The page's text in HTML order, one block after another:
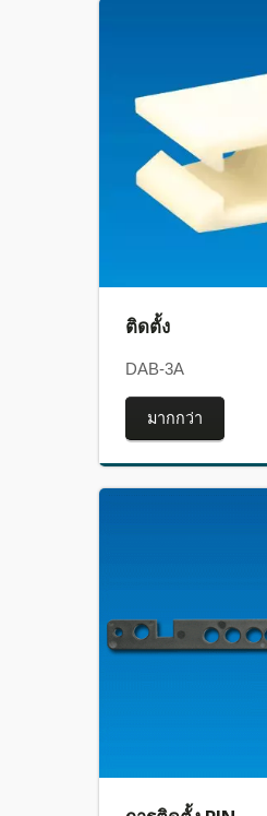
ติดตั้ง
DAB-3A
มากกว่า